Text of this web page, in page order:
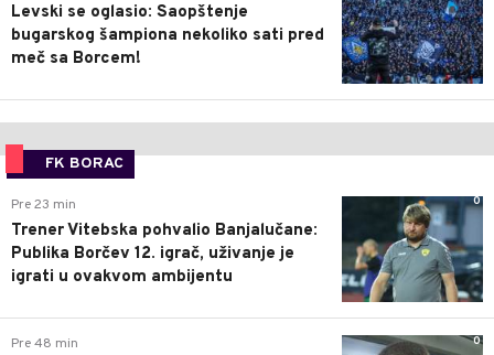
Levski se oglasio: Saopštenje
bugarskog šampiona nekoliko sati pred
meč sa Borcem!
FK BORAC
0
Pre 23 min
Trener Vitebska pohvalio Banjalučane:
Publika Borčev 12. igrač, uživanje je
igrati u ovakvom ambijentu
0
Pre 48 min